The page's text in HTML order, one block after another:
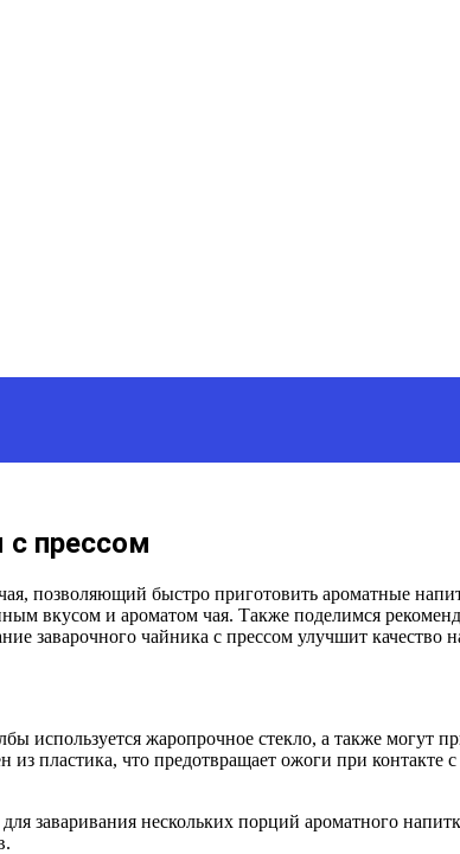
с прессом
позволяющий быстро приготовить ароматные
вкусом и ароматом чая. Также поделимся
заварочного чайника с прессом улучшит качество
используется жаропрочное стекло, а также могут
пластика, что предотвращает ожоги при
заваривания нескольких порций ароматного